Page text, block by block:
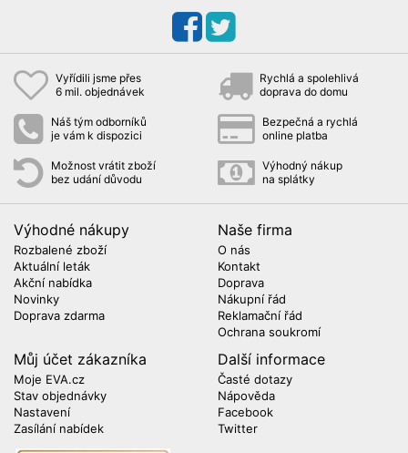
Vyřídili jsme přes
6 mil. objednávek
Rychlá a spolehlivá
doprava do domu
Náš tým odborníků
je vám k dispozici
Bezpečná a rychlá
online platba
Možnost vrátit zboží
bez udání důvodu
Výhodný nákup
na splátky
Výhodné nákupy
Rozbalené zboží
Aktuální leták
Akční nabídka
Novinky
Doprava zdarma
Naše firma
O nás
Kontakt
Doprava
Nákupní řád
Reklamační řád
Ochrana soukromí
Můj účet zákazníka
Moje EVA.cz
Stav objednávky
Nastavení
Zasílání nabídek
Další informace
Časté dotazy
Nápověda
Facebook
Twitter